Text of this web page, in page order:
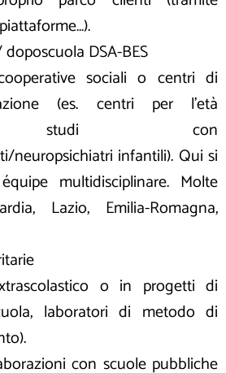
DSA-BES
sociali o centri di
(es. centri per l’età
studi con
neuropsichiatri infantili). Qui si
multidisciplinare. Molte
Lazio, Emilia-Romagna,
o in progetti di
laboratori di metodo di
con scuole pubbliche